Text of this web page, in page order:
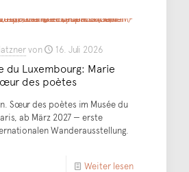
von 16. Juli 2026
du Luxembourg: Marie
des poètes
Sœur des poètes im Musée du
ab März 2027 — erste
Wanderausstellung.
Weiter lesen